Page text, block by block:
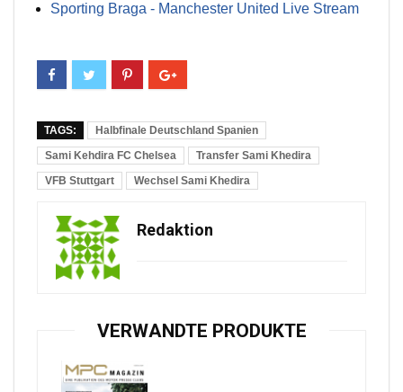
Sporting Braga - Manchester United Live Stream
TAGS:
Halbfinale Deutschland Spanien
Sami Kehdira FC Chelsea
Transfer Sami Khedira
VFB Stuttgart
Wechsel Sami Khedira
Redaktion
VERWANDTE PRODUKTE